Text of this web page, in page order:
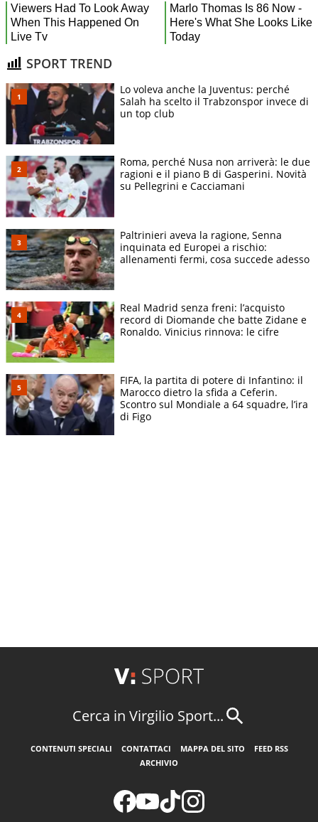
SPORT TREND
Lo voleva anche la Juventus: perché
Salah ha scelto il Trabzonspor invece di
un top club
Roma, perché Nusa non arriverà: le due
ragioni e il piano B di Gasperini. Novità
su Pellegrini e Cacciamani
Paltrinieri aveva la ragione, Senna
inquinata ed Europei a rischio:
allenamenti fermi, cosa succede adesso
Real Madrid senza freni: l’acquisto
record di Diomande che batte Zidane e
Ronaldo. Vinicius rinnova: le cifre
FIFA, la partita di potere di Infantino: il
Marocco dietro la sfida a Ceferin.
Scontro sul Mondiale a 64 squadre, l’ira
di Figo
Cerca in Virgilio Sport...
CONTENUTI SPECIALI CONTATTACI MAPPA DEL SITO
FEED RSS
ARCHIVIO